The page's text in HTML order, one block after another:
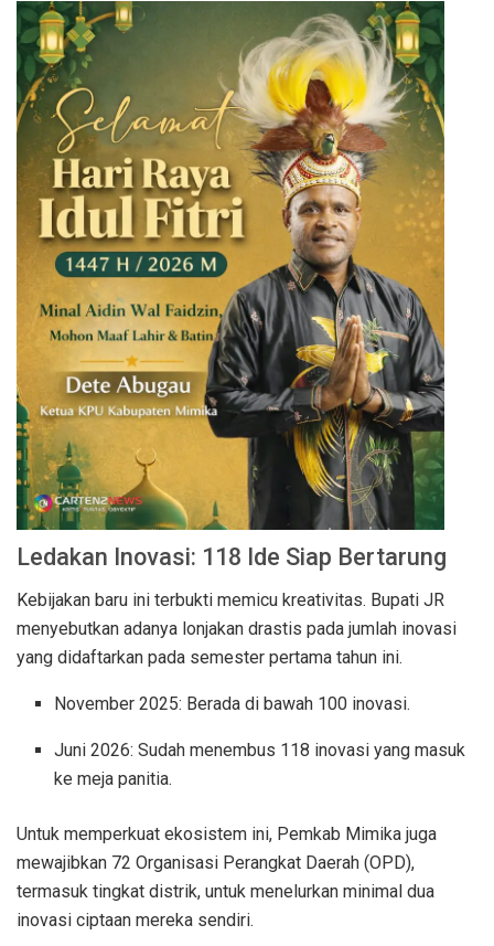
Ledakan Inovasi: 118 Ide Siap Bertarung
Kebijakan baru ini terbukti memicu kreativitas. Bupati JR
menyebutkan adanya lonjakan drastis pada jumlah inovasi
yang didaftarkan pada semester pertama tahun ini.
November 2025: Berada di bawah 100 inovasi.
Juni 2026: Sudah menembus 118 inovasi yang masuk
ke meja panitia.
Untuk memperkuat ekosistem ini, Pemkab Mimika juga
mewajibkan 72 Organisasi Perangkat Daerah (OPD),
termasuk tingkat distrik, untuk menelurkan minimal dua
inovasi ciptaan mereka sendiri.